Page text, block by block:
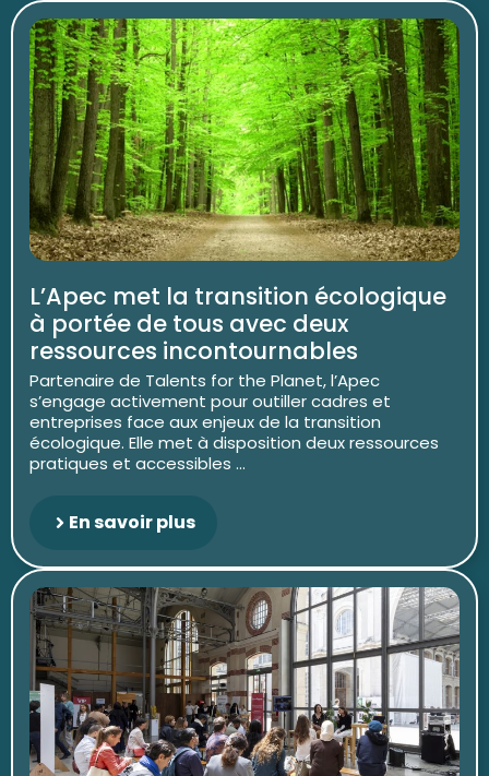
L’Apec met la transition écologique
à portée de tous avec deux
ressources incontournables
Partenaire de Talents for the Planet, l’Apec
s’engage activement pour outiller cadres et
entreprises face aux enjeux de la transition
écologique. Elle met à disposition deux ressources
pratiques et accessibles ...
En savoir plus